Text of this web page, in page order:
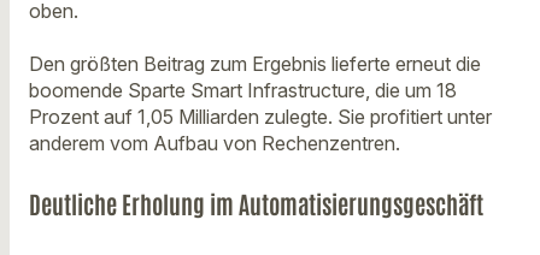
oben.
Den größten Beitrag zum Ergebnis lieferte erneut die
boomende Sparte Smart Infrastructure, die um 18
Prozent auf 1,05 Milliarden zulegte. Sie profitiert unter
anderem vom Aufbau von Rechenzentren.
Deutliche Erholung im Automatisierungsgeschäft